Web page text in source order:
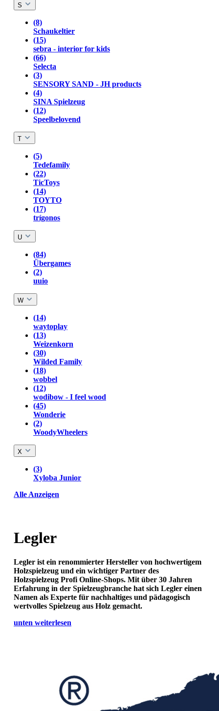
S
(8)
Schaukeltier
(15)
sebra - interior for kids
(66)
Selecta
(3)
SENSORY SAND - JH products
(4)
SINA Spielzeug
(12)
Speelbelovend
T
(5)
Tedefamily
(22)
TicToys
(14)
TOYTO
(17)
trígonos
U
(84)
Übergames
(2)
uuio
W
(14)
waytoplay
(13)
Weizenkorn
(30)
Wilded Family
(18)
wobbel
(12)
wodibow - I feel wood
(45)
Wonderie
(2)
WoodyWheelers
X
(3)
Xyloba Junior
Alle Anzeigen
Legler
Legler ist ein renommierter Hersteller von hochwertigem
Holzspielzeug und ein wichtiger Partner des
Holzspielzeug Profi Online-Shops. Mit über 30 Jahren
Erfahrung in der Spielzeugbranche hat sich Legler einen
Namen als Experte für nachhaltiges und pädagogisch
wertvolles Spielzeug aus Holz gemacht.
unten weiterlesen